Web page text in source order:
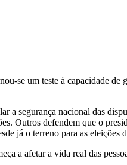
se um teste à capacidade de
a segurança nacional das
Outros defendem que o
já o terreno para as eleições
a afetar a vida real das